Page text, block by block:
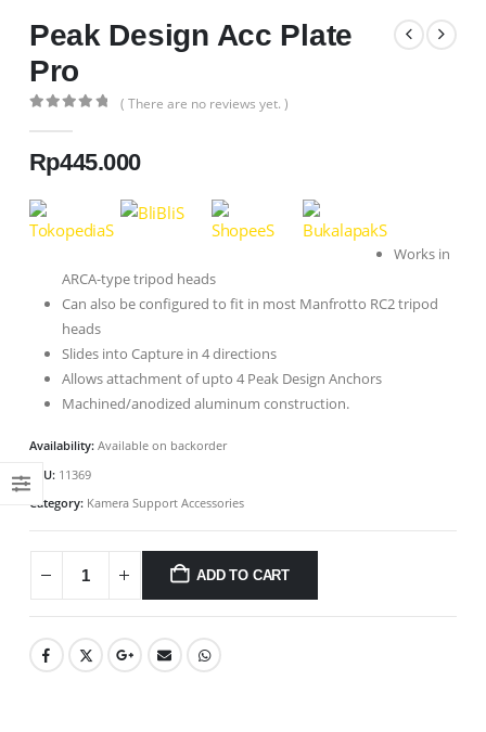
Peak Design Acc Plate
Pro
( There are no reviews yet. )
Rp445.000
Works in
ARCA-type tripod heads
Can also be configured to fit in most Manfrotto RC2 tripod
heads
Slides into Capture in 4 directions
Allows attachment of upto 4 Peak Design Anchors
Machined/anodized aluminum construction.
Availability: Available on backorder
SKU: 11369
Category: Kamera Support Accessories
ADD TO CART